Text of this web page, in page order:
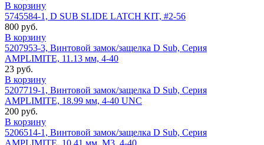
В корзину
5745584-1, D SUB SLIDE LATCH KIT, #2-56
800 руб.
В корзину
5207953-3, Винтовой замок/защелка D Sub, Серия
AMPLIMITE, 11.13 мм, 4-40
23 руб.
В корзину
5207719-1, Винтовой замок/защелка D Sub, Серия
AMPLIMITE, 18.99 мм, 4-40 UNC
200 руб.
В корзину
5206514-1, Винтовой замок/защелка D Sub, Серия
AMPLIMITE, 10.41 мм, M3, 4-40